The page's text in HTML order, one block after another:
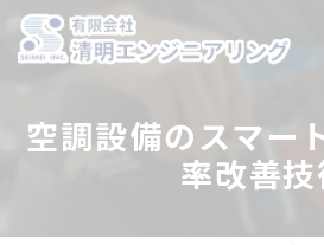
空調設備のスマー
率改善技